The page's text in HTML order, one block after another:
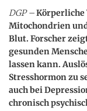
DGP –Körperliche
Mitochondrien
Blut. Forscher
gesunden
lassen kann.
Stresshormon zu
auch bei
chronisch